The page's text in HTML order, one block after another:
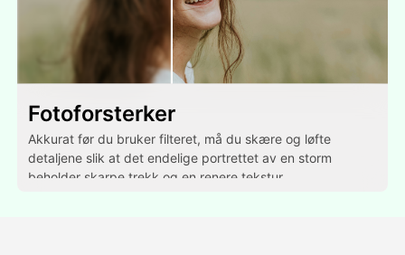
Fotoforsterker
Akkurat før du bruker filteret, må du skære og løfte
detaljene slik at det endelige portrettet av en storm
beholder skarpe trekk og en renere tekstur.